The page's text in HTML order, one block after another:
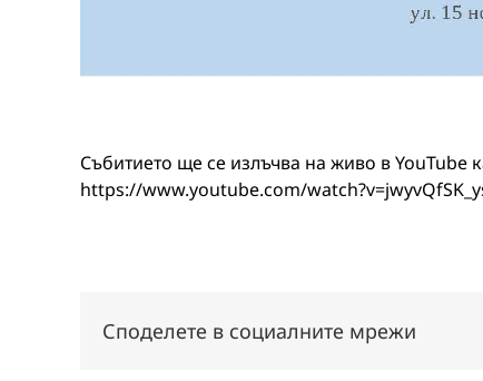
Събитието ще се излъчва на живо в YouTube
https://www.youtube.com/
Споделете в социалните мрежи